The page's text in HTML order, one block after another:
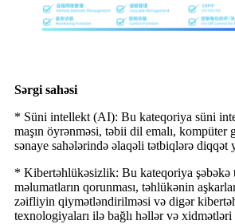
Sərgi sahəsi
* Süni intellekt (AI): Bu kateqoriya süni
maşın öyrənməsi, təbii dil emalı, kompüter
sənaye sahələrində əlaqəli tətbiqlərə diqqət
* Kibertəhlükəsizlik: Bu kateqoriya şəbəkə
məlumatların qorunması, təhlükənin
zəifliyin qiymətləndirilməsi və digər
texnologiyaları ilə bağlı həllər və xidmətləri